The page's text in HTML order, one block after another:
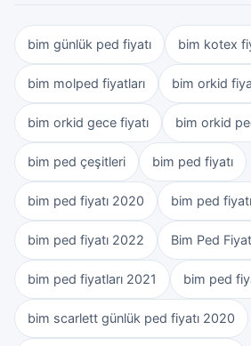
bim günlük ped fiyatı bim kotex
bim molped fiyatları bim orkid
bim orkid gece fiyatı bim orkid
bim ped çeşitleri bim ped fiyatı
bim ped fiyatı 2020 bim ped
bim ped fiyatı 2022 Bim Ped
bim ped fiyatları 2021 bim ped
bim scarlett günlük ped fiyatı 2020